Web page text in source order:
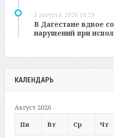
5 августа, 2026 16:29
В Дагестане вдвое
нарушений при
КАЛЕНДАРЬ
Август 2026
Пн
Вт Ср Чт